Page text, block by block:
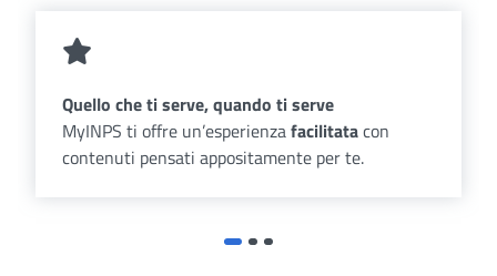
Quello che ti serve, quando ti serve
MyINPS ti offre un’esperienzafacilitatacon
contenuti pensati appositamente per te.